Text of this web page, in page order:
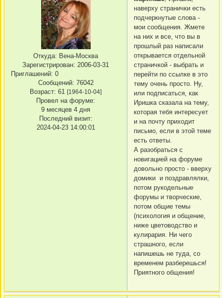
Откуда: Вена-Москва
Зарегистрирован: 2006-03-31
Приглашений: 0
Сообщений: 76042
Возраст: 61 [1964-10-04]
Провел на форуме:
9 месяцев 4 дня
Последний визит:
2024-04-23 14:00:01
наверху странички есть
подчеркнутые слова -
мои сообщения. Жмете
на них и все, что вы в
прошлый раз написали
открывается отдельной
страничкой - выбрать и
перейти по ссылке в это
тему очень просто. Ну,
или подписаться, как
Иришка сказала на тему,
которая тебя интересует
и на почту приходит
письмо, если в этой теме
есть ответы.
А разобраться с
новигацией на форуме
довольно просто - вверху
домики и поздравлялки,
потом рукодельные
форумы и творческие,
потом общие темы
(психология и общение,
ниже цветоводство и
кулирария. Ни чего
страшного, если
напишешь не туда, со
временем разберешься!
Приятного общения!